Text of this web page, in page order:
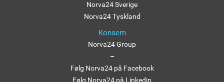
Norva24 Sverige
Norva24 Tyskland
Konsern
Norva24 Group
–
Følg Norva24 på Facebook
Følg Norva24 på Linkedin